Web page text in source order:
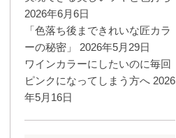
2026年6月6日
「色落ち後まできれいな匠カラ
ーの秘密」
2026年5月29日
ワインカラーにしたいのに毎回
ピンクになってしまう方へ 2026
年5月16日